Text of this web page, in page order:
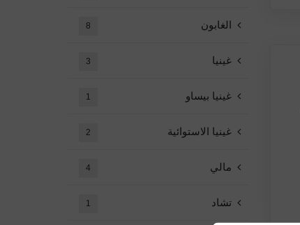
الغابون 8
غينيا 3
غينيا بيساو 1
غينيا الاستوائية 2
مالي 4
تشاد 1